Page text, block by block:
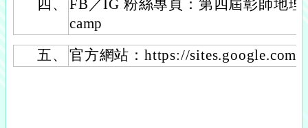
四、
FB／IG 粉絲專頁：第四屆彰師地理
camp
五、
官方網站：https://sites.google.com/